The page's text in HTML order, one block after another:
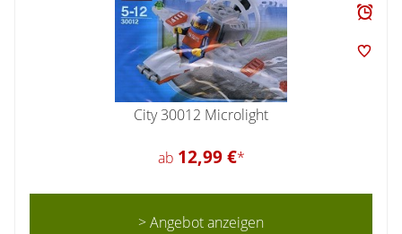
City 30012 Microlight
ab 12,99 €*
> Angebot anzeigen